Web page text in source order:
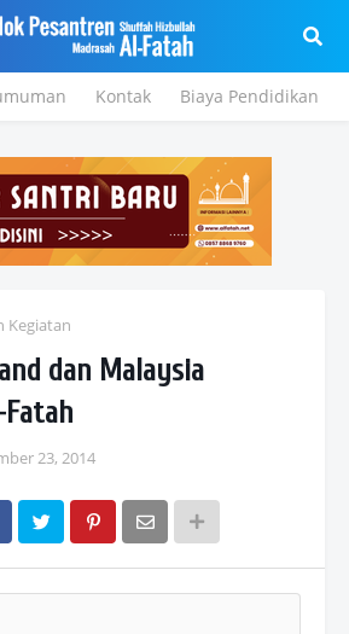
Kontak Biaya Pendidikan
Kegiatan
dan Malaysia
23, 2014